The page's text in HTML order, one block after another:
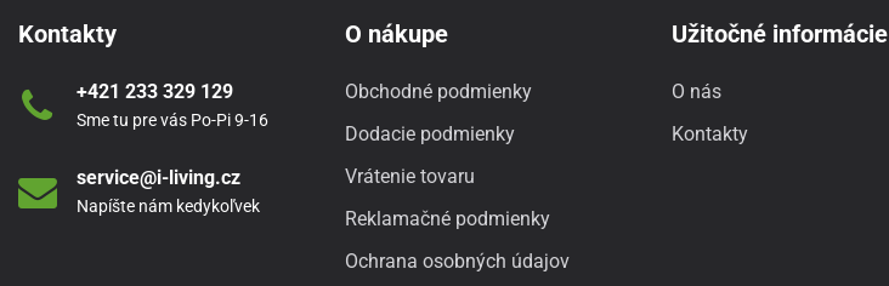
Kontakty
+421 233 329 129
Sme tu pre vás Po-Pi 9-16
service@i-living.cz
Napíšte nám kedykoľvek
O nákupe
Obchodné podmienky
Dodacie podmienky
Vrátenie tovaru
Reklamačné podmienky
Ochrana osobných údajov
Užitočné informácie
O nás
Kontakty